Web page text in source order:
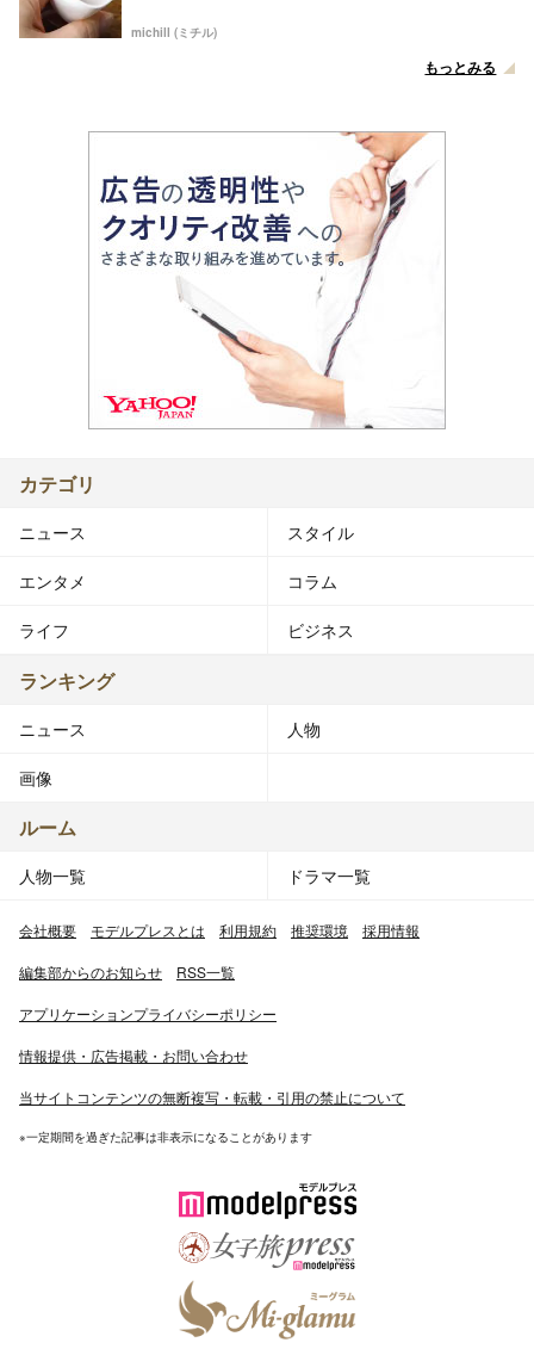
michill (ミチル)
もっとみる
カテゴリ
ニュース スタイル
エンタメ コラム
ライフ ビジネス
ランキング
ニュース 人物
画像
ルーム
人物一覧 ドラマ一覧
会社概要 モデルプレスとは 利用規約 推奨環境 採用情報
編集部からのお知らせ RSS一覧
アプリケーションプライバシーポリシー
情報提供・広告掲載・お問い合わせ
当サイトコンテンツの無断複写・転載・引用の禁止について
※一定期間を過ぎた記事は非表示になることがあります